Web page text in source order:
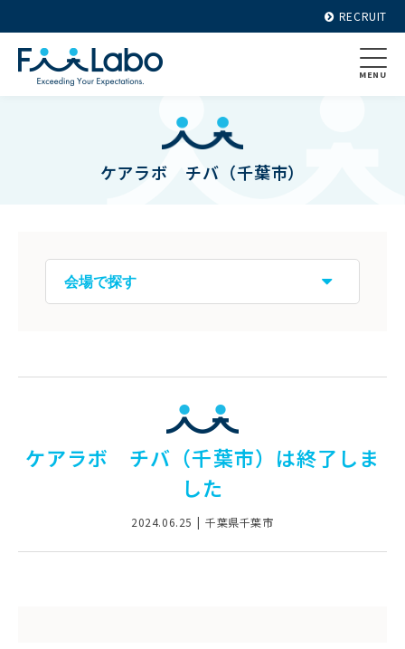
RECRUIT
MENU
ケアラボ チバ（千葉市）
ケアラボ チバ（千葉市）は終了しま
した
2024.06.25 千葉県千葉市